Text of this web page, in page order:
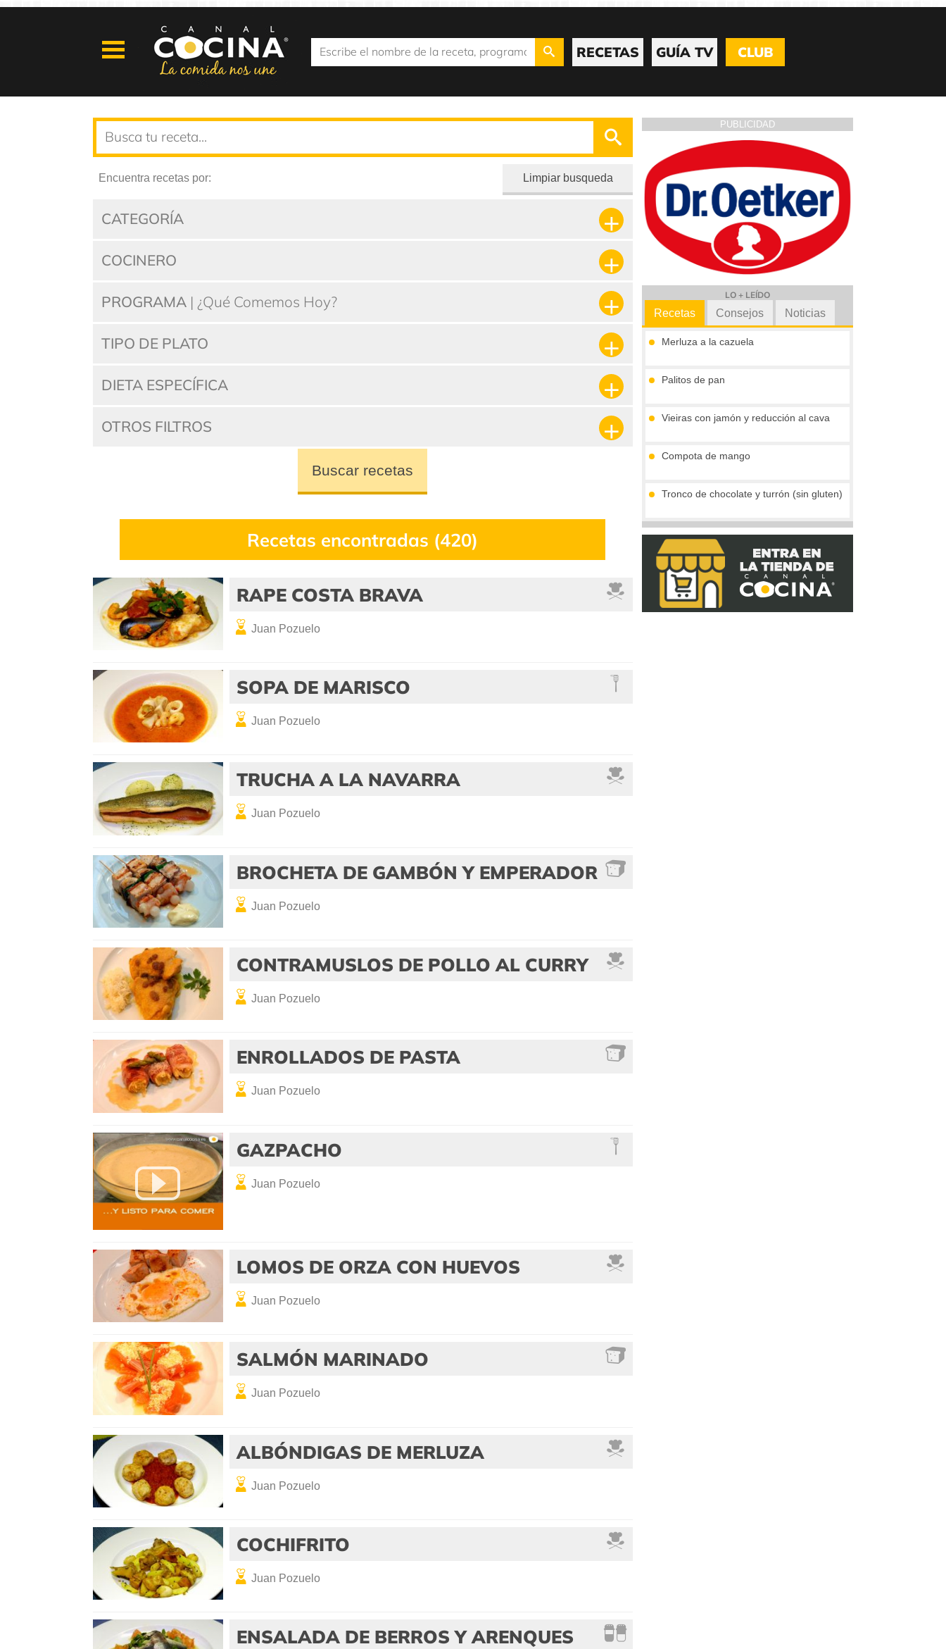
RECETAS GUÍA TV CLUB
Encuentra recetas por: Limpiar busqueda
CATEGORÍA
COCINERO
PROGRAMA | ¿Qué Comemos Hoy?
TIPO DE PLATO
DIETA ESPECÍFICA
OTROS FILTROS
Buscar recetas
Recetas encontradas (420)
RAPE COSTA BRAVA
Juan Pozuelo
SOPA DE MARISCO
Juan Pozuelo
TRUCHA A LA NAVARRA
Juan Pozuelo
BROCHETA DE GAMBÓN Y EMPERADOR
Juan Pozuelo
CONTRAMUSLOS DE POLLO AL CURRY
Juan Pozuelo
ENROLLADOS DE PASTA
Juan Pozuelo
GAZPACHO
Juan Pozuelo
LOMOS DE ORZA CON HUEVOS
Juan Pozuelo
SALMÓN MARINADO
Juan Pozuelo
ALBÓNDIGAS DE MERLUZA
Juan Pozuelo
COCHIFRITO
Juan Pozuelo
ENSALADA DE BERROS Y ARENQUES
PUBLICIDAD
LO + LEÍDO
Recetas
Merluza a la cazuela
Palitos de pan
Vieiras con jamón y reducción al cava
Compota de mango
Tronco de chocolate y turrón (sin gluten)
Gofres belgas
Consejos Noticias